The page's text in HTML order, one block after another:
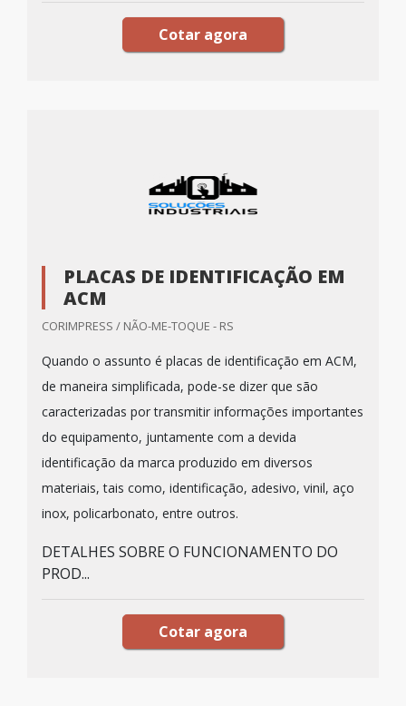
Cotar agora
PLACAS DE IDENTIFICAÇÃO EM
ACM
CORIMPRESS / NÃO-ME-TOQUE - RS
Quando o assunto é placas de identificação em ACM,
de maneira simplificada, pode-se dizer que são
caracterizadas por transmitir informações importantes
do equipamento, juntamente com a devida
identificação da marca produzido em diversos
materiais, tais como, identificação, adesivo, vinil, aço
inox, policarbonato, entre outros.
DETALHES SOBRE O FUNCIONAMENTO DO
PROD...
Cotar agora